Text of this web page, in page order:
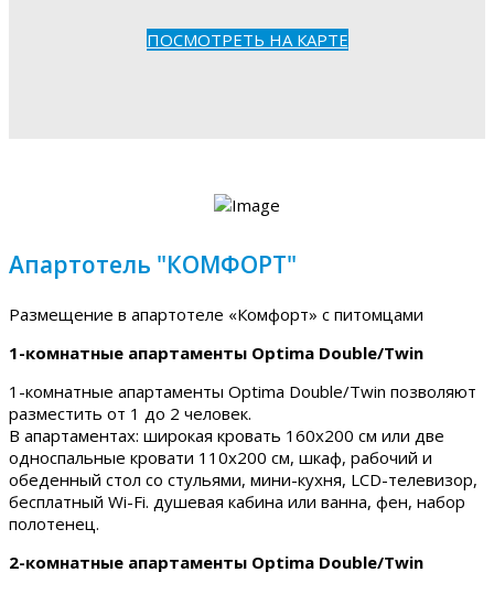
ПОСМОТРЕТЬ НА КАРТЕ
Апартотель "КОМФОРТ"
Размещение в апартотеле «Комфорт» с питомцами
1-комнатные апартаменты Optima Double/Twin
1-комнатные апартаменты Optima Double/Twin позволяют
разместить от 1 до 2 человек.
В апартаментах: широкая кровать 160х200 см или две
односпальные кровати 110х200 см, шкаф, рабочий и
обеденный стол со стульями, мини-кухня, LCD-телевизор,
бесплатный Wi-Fi. душевая кабина или ванна, фен, набор
полотенец.
2-комнатные апартаменты Optima Double/Twin